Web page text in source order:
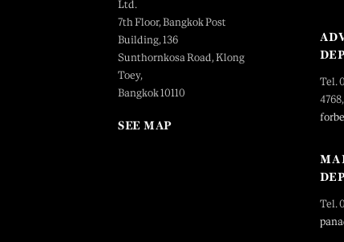
Ltd.
7th Floor, Bangkok Post
Building, 136
Sunthornkosa Road, Klong
Toey,
Bangkok 10110
SEE MAP
Tel.
Tel.